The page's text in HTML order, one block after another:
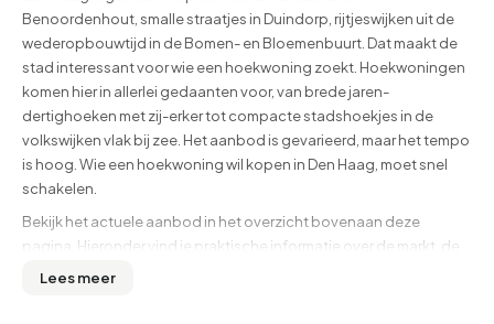
Benoordenhout, smalle straatjes in Duindorp, rijtjeswijken uit de
wederopbouwtijd in de Bomen- en Bloemenbuurt. Dat maakt de
stad interessant voor wie een hoekwoning zoekt. Hoekwoningen
komen hier in allerlei gedaanten voor, van brede jaren-
dertighoeken met zij-erker tot compacte stadshoekjes in de
volkswijken vlak bij zee. Het aanbod is gevarieerd, maar het tempo
is hoog. Wie een hoekwoning wil kopen in Den Haag, moet snel
schakelen.
Bekijk het actuele aanbod in het overzicht bovenaan deze
pagina. Hieronder vind je praktische informatie over de markt, de
wijken en wat je bij dit type woning extra goed moet checken.
Lees meer